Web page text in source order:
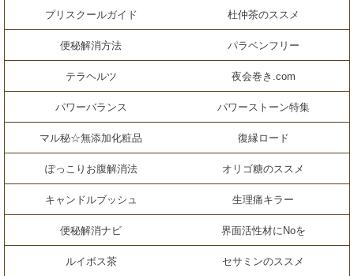
プリスクールガイド 杜仲茶のススメ
便秘解消方法 パラベンフリー
テラヘルツ 夜会巻き.com
パワーバランス パワーストーン特集
マル秘☆無添加化粧品 復縁ロード
ぽっこりお腹解消法 オリゴ糖のススメ
キャンドルブッシュ 生理痛キラー
便秘解消ナビ 界面活性材にNoを
ルイボス茶 セサミンのススメ